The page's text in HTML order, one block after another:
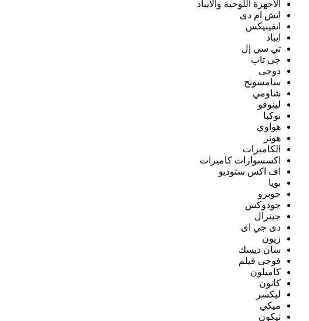
الأجهزة اللوحية والآيباد
اتش ام دى
انفينيكس
ايباد
تي سي إل
جي تاب
دوجى
سامسونج
شاومي
لينوفو
نوكيا
هواوي
هونر
الكاميرات
اكسسوارات كاميرات
اف اكس ستوديو
بويا
جوبرو
جودوكس
جينرال
دى جي اى
زيون
سان ديسك
فوجى فيلم
كاميلون
كانون
ليكسر
ميكي
نيكون